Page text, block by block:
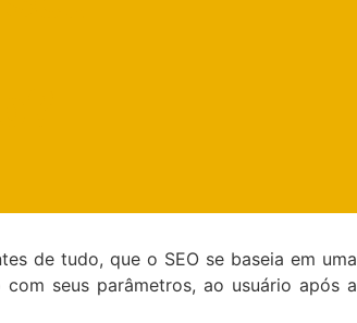
de tudo, que o SEO se baseia em uma
seus parâmetros, ao usuário após a